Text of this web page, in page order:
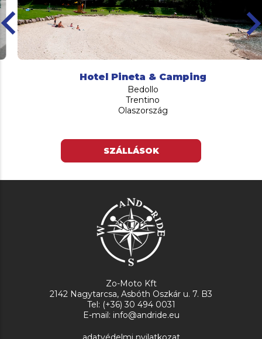
Hotel Pineta & Camping
Bedollo
Trentino
Olaszország
SZÁLLÁSOK
Zo-Moto Kft
2142 Nagytarcsa, Asbóth Oszkár u. 7. B3
Tel: (+36) 30 494 0031
E-mail: info@andride.eu